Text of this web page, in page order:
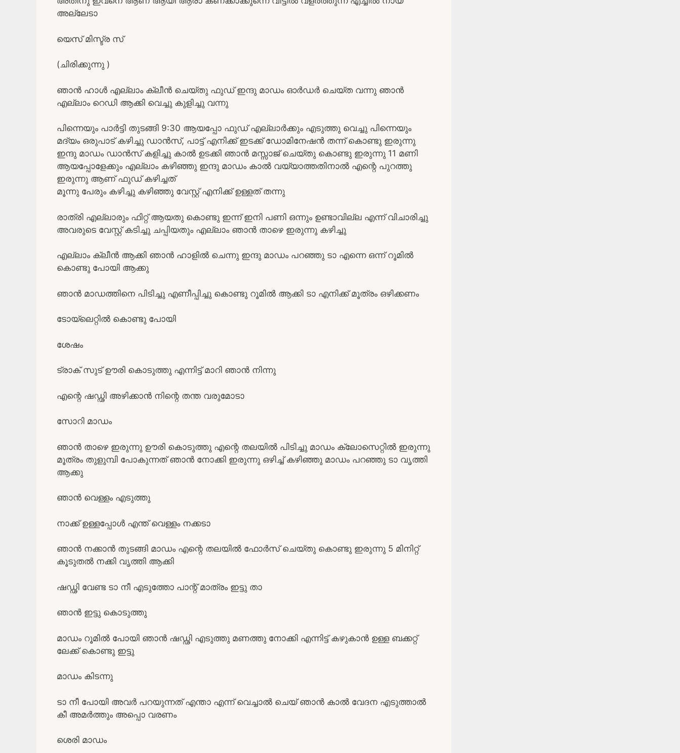
അല്ലേടാ
യെസ് മിസ്ട്ര സ്
(ചിരിക്കുന്നു )
ഞാൻ ഹാൾ എല്ലാം ക്ലീൻ ചെയ്തു ഫുഡ്‌ ഇന്ദു മാഡം ഓർഡർ ചെയ്ത വന്നു ഞാൻ
എല്ലാം റെഡി ആക്കി വെച്ചു കുളിച്ചു വന്നു
പിന്നെയും പാർട്ടി തുടങ്ങി 9:30 ആയപ്പോ ഫുഡ്‌ എല്ലാർക്കും എടുത്തു വെച്ചു പിന്നെയും
മദ്യം ഒരുപാട് കഴിച്ചു ഡാൻസ്, പാട്ട് എനിക്ക് ഇടക്ക് ഡോമിനേഷൻ തന്ന് കൊണ്ടു ഇരുന്നു
ഇന്ദു മാഡം ഡാൻസ് കളിച്ചു കാൽ ഉടക്കി ഞാൻ മസ്സാജ് ചെയ്തു കൊണ്ടു ഇരുന്നു 11 മണി
ആയപ്പോളേക്കും എല്ലാം കഴിഞ്ഞു ഇന്ദു മാഡം കാൽ വയ്യാത്തതിനാൽ എന്റെ പുറത്തു
ഇരുന്നു ആണ് ഫുഡ്‌ കഴിച്ചത്
മൂന്നു പേരും കഴിച്ചു കഴിഞ്ഞു വേസ്റ്റ് എനിക്ക് ഉള്ളത് തന്നു
രാത്രി എല്ലാരും ഫിറ്റ്‌ ആയതു കൊണ്ടു ഇന്ന് ഇനി പണി ഒന്നും ഉണ്ടാവില്ല എന്ന് വിചാരിച്ചു
അവരുടെ വേസ്റ്റ് കടിച്ചു ചപ്പിയതും എല്ലാം ഞാൻ താഴെ ഇരുന്നു കഴിച്ചു
എല്ലാം ക്ലീൻ ആക്കി ഞാൻ ഹാളിൽ ചെന്നു ഇന്ദു മാഡം പറഞ്ഞു ടാ എന്നെ ഒന്ന് റൂമിൽ
കൊണ്ടു പോയി ആക്കു
ഞാൻ മാഡത്തിനെ പിടിച്ചു എണീപ്പിച്ചു കൊണ്ടു റൂമിൽ ആക്കി ടാ എനിക്ക് മൂത്രം ഒഴിക്കണം
ടോയ്‌ലെറ്റിൽ കൊണ്ടു പോയി
ശേഷം
ട്രാക് സുട് ഊരി കൊടുത്തു എന്നിട്ട് മാറി ഞാൻ നിന്നു
എന്റെ ഷഡ്ഢി അഴിക്കാൻ നിന്റെ തന്ത വരുമോടാ
സോറി മാഡം
ഞാൻ താഴെ ഇരുന്നു ഊരി കൊടുത്തു എന്റെ തലയിൽ പിടിച്ചു മാഡം ക്ലോസെറ്റിൽ ഇരുന്നു
മൂത്രം തുളുമ്പി പോകുന്നത് ഞാൻ നോക്കി ഇരുന്നു ഒഴിച്ച് കഴിഞ്ഞു മാഡം പറഞ്ഞു ടാ വൃത്തി
ആക്കു
ഞാൻ വെള്ളം എടുത്തു
നാക്ക് ഉള്ളപ്പോൾ എന്ത് വെള്ളം നക്കടാ
ഞാൻ നക്കാൻ തുടങ്ങി മാഡം എന്റെ തലയിൽ ഫോർസ് ചെയ്തു കൊണ്ടു ഇരുന്നു 5 മിനിറ്റ്
കൂടുതൽ നക്കി വൃത്തി ആക്കി
ഷഡ്ഢി വേണ്ട ടാ നീ എടുത്തോ പാന്റ് മാത്രം ഇട്ടു താ
ഞാൻ ഇട്ടു കൊടുത്തു
മാഡം റൂമിൽ പോയി ഞാൻ ഷഡ്ഢി എടുത്തു മണത്തു നോക്കി എന്നിട്ട് കഴുകാൻ ഉള്ള ബക്കറ്റ്
ലേക്ക് കൊണ്ടു ഇട്ടു
മാഡം കിടന്നു
ടാ നീ പോയി അവർ പറയുന്നത് എന്താ എന്ന് വെച്ചാൽ ചെയ് ഞാൻ കാൽ വേദന എടുത്താൽ
കീ അമർത്തും അപ്പൊ വരണം
ശെരി മാഡം